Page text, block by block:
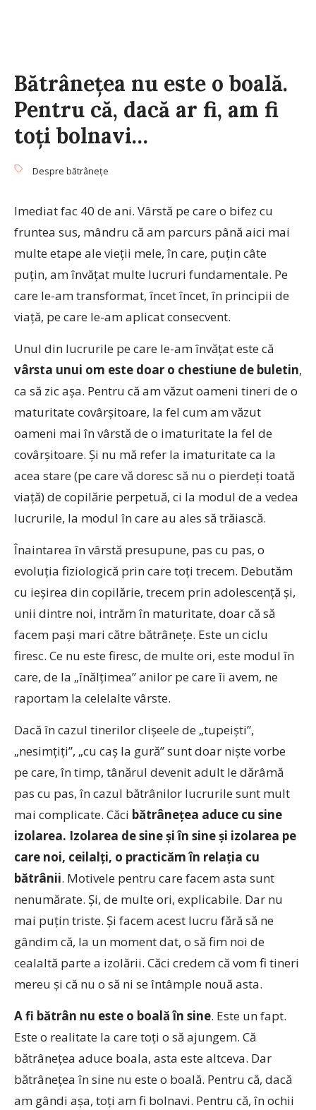
Bătrâneţea nu este o boală.
Pentru că, dacă ar fi, am fi
toţi bolnavi…
Despre bătrâneţe
Imediat fac 40 de ani. Vârstă pe care o bifez cu
fruntea sus, mândru că am parcurs până aici mai
multe etape ale vieţii mele, în care, puţin câte
puţin, am învăţat multe lucruri fundamentale. Pe
care le-am transformat, încet încet, în principii de
viaţă, pe care le-am aplicat consecvent.
Unul din lucrurile pe care le-am învăţat este că
vârsta unui om este doar o chestiune de buletin,
ca să zic aşa. Pentru că am văzut oameni tineri de o
maturitate covârşitoare, la fel cum am văzut
oameni mai în vârstă de o imaturitate la fel de
covârşitoare. Şi nu mă refer la imaturitate ca la
acea stare (pe care vă doresc să nu o pierdeţi toată
viaţă) de copilărie perpetuă, ci la modul de a vedea
lucrurile, la modul în care au ales să trăiască.
Înaintarea în vârstă presupune, pas cu pas, o
evoluţia fiziologică prin care toţi trecem. Debutăm
cu ieşirea din copilărie, trecem prin adolescenţă şi,
unii dintre noi, intrăm în maturitate, doar că să
facem paşi mari către bătrâneţe. Este un ciclu
firesc. Ce nu este firesc, de multe ori, este modul în
care, de la „înălţimea” anilor pe care îi avem, ne
raportam la celelalte vârste.
Dacă în cazul tinerilor clişeele de „tupeişti”,
„nesimţiţi”, „cu caş la gură” sunt doar nişte vorbe
pe care, în timp, tânărul devenit adult le dărâmă
pas cu pas, în cazul bătrânilor lucrurile sunt mult
mai complicate. Căci bătrâneţea aduce cu sine
izolarea. Izolarea de sine şi în sine şi izolarea pe
care noi, ceilalţi, o practicăm în relaţia cu
bătrânii. Motivele pentru care facem asta sunt
nenumărate. Şi, de multe ori, explicabile. Dar nu
mai puţin triste. Şi facem acest lucru fără să ne
gândim că, la un moment dat, o să fim noi de
cealaltă parte a izolării. Căci credem că vom fi tineri
mereu şi că nu o să ni se întâmple nouă asta.
A fi bătrân nu este o boală în sine. Este un fapt.
Este o realitate la care toţi o să ajungem. Că
bătrâneţea aduce boala, asta este altceva. Dar
bătrâneţea în sine nu este o boală. Pentru că, dacă
am gândi aşa, toţi am fi bolnavi. Pentru că, în ochii